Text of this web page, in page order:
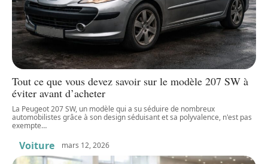
Tout ce que vous devez savoir sur le modèle 207 SW à
éviter avant d’acheter
La Peugeot 207 SW, un modèle qui a su séduire de nombreux
automobilistes grâce à son design séduisant et sa polyvalence, n'est pas
exempte…
Voiture mars 12, 2026